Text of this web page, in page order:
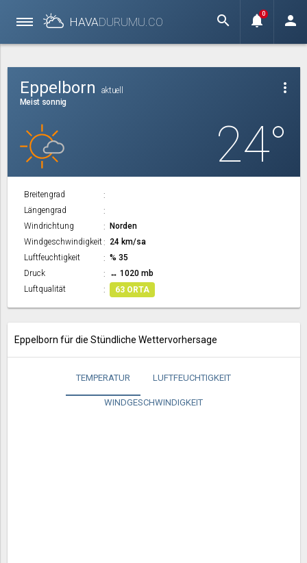
HAVADURUMU.CO search notifications
0 person
more_vert
Eppelborn
aktuell
Meist sonnig
24°
Breitengrad
Längengrad
Windrichtung
Norden
Windgeschwindigkeit
24 km/sa
Luftfeuchtigkeit
% 35
Druck
↔ 1020 mb
Luftqualität
63 ORTA
Eppelborn für die Stündliche Wettervorhersage
TEMPERATUR LUFTFEUCHTIGKEIT
WINDGESCHWINDIGKEIT